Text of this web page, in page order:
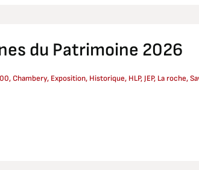
du Patrimoine 2026
,Chambery, Exposition, Historique, HLP, JEP, La roche,